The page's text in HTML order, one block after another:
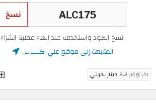
نسخ
انسخ الكود واستخدمه عند انهاء عملية الشراء
المتابعة إلى موقع علي اكسبرس
اخر توفير2.2 دينار بحريني